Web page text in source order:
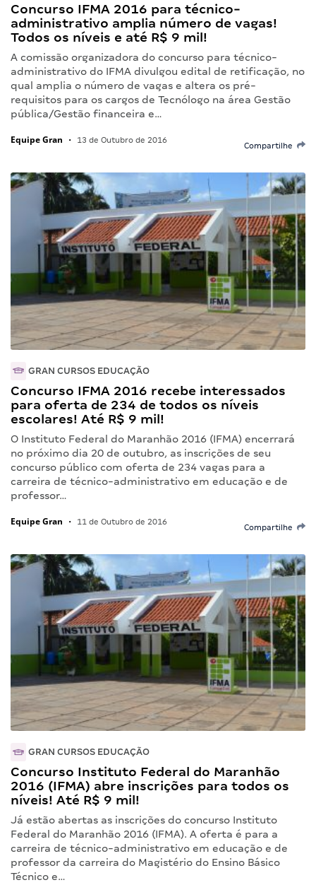
Concurso IFMA 2016 para técnico-
administrativo amplia número de vagas!
Todos os níveis e até R$ 9 mil!
A comissão organizadora do concurso para técnico-
administrativo do IFMA divulgou edital de retificação, no
qual amplia o número de vagas e altera os pré-
requisitos para os cargos de Tecnólogo na área Gestão
pública/Gestão financeira e…
Equipe Gran • 13 de Outubro de 2016
Compartilhe
GRAN CURSOS EDUCAÇÃO
Concurso IFMA 2016 recebe interessados
para oferta de 234 de todos os níveis
escolares! Até R$ 9 mil!
O Instituto Federal do Maranhão 2016 (IFMA) encerrará
no próximo dia 20 de outubro, as inscrições de seu
concurso público com oferta de 234 vagas para a
carreira de técnico-administrativo em educação e de
professor…
Equipe Gran • 11 de Outubro de 2016
Compartilhe
GRAN CURSOS EDUCAÇÃO
Concurso Instituto Federal do Maranhão
2016 (IFMA) abre inscrições para todos os
níveis! Até R$ 9 mil!
Já estão abertas as inscrições do concurso Instituto
Federal do Maranhão 2016 (IFMA). A oferta é para a
carreira de técnico-administrativo em educação e de
professor da carreira do Magistério do Ensino Básico
Técnico e…